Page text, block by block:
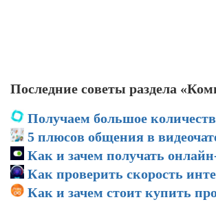
Последние советы раздела
Получаем большое
5 плюсов общения в
Как и зачем получать
Как проверить скорость
Как и зачем стоит купить